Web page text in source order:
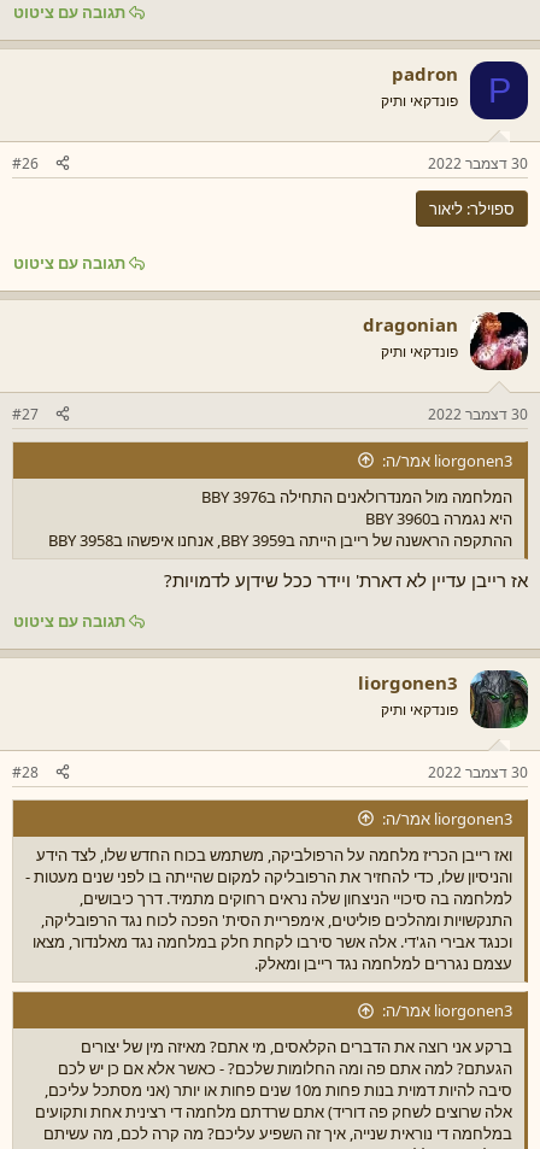
תגובה עם ציטוט
P
padron
פונדקאי ותיק
30 דצמבר 2022 #26
ספוילר: ליאור
תגובה עם ציטוט
dragonian
פונדקאי ותיק
30 דצמבר 2022 #27
liorgonen3 אמר/ה:
המלחמה מול המנדרולאנים התחילה ב3976 BBY
היא נגמרה ב3960 BBY
ההתקפה הראשנה של רייבן הייתה ב3959 BBY, אנחנו איפשהו ב3958 BBY
אז רייבן עדיין לא דארת' ויידר ככל שידןע לדמויות?
תגובה עם ציטוט
liorgonen3
פונדקאי ותיק
30 דצמבר 2022 #28
liorgonen3 אמר/ה:
ואז רייבן הכריז מלחמה על הרפולביקה, משתמש בכוח החדש שלו, לצד הידע
והניסיון שלו, כדי להחזיר את הרפובליקה למקום שהייתה בו לפני שנים מעטות -
למלחמה בה סיכויי הניצחון שלה נראים רחוקים מתמיד. דרך כיבושים,
התנקשויות ומהלכים פוליטים, אימפריית הסית' הפכה לכוח נגד הרפובליקה,
וכנגד אבירי הג'די. אלה אשר סירבו לקחת חלק במלחמה נגד מאלנדור, מצאו
עצמם נגררים למלחמה נגד רייבן ומאלק.
liorgonen3 אמר/ה:
ברקע אני רוצה את הדברים הקלאסים, מי אתם? מאיזה מין של יצורים
הגעתם? למה אתם פה ומה החלומות שלכם? - כאשר אלא אם כן יש לכם
סיבה להיות דמוית בנות פחות מ10 שנים פחות או יותר (אני מסתכל עליכם,
אלה שרוצים לשחק פה דוריד) אתם שרדתם מלחמה די רצינית אחת ותקועים
במלחמה די נוראית שנייה, איך זה השפיע עליכם? מה קרה לכם, מה עשיתם